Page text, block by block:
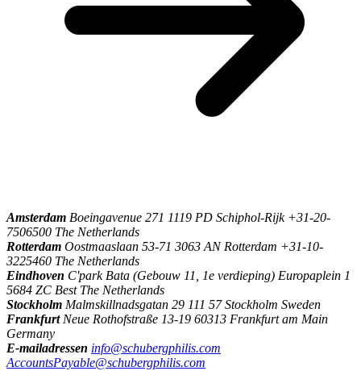
Amsterdam Boeingavenue 271 1119 PD Schiphol-Rijk +31-20-
7506500 The Netherlands
Rotterdam Oostmaaslaan 53-71 3063 AN Rotterdam +31-10-
3225460 The Netherlands
Eindhoven C'park Bata (Gebouw 11, 1e verdieping) Europaplein 1
5684 ZC Best The Netherlands
Stockholm Malmskillnadsgatan 29 111 57 Stockholm Sweden
Frankfurt Neue Rothofstraße 13-19 60313 Frankfurt am Main
Germany
E-mailadressen info@schubergphilis.com
AccountsPayable@schubergphilis.com